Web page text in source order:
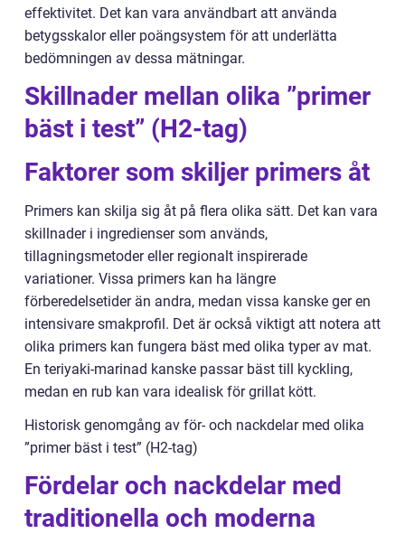
effektivitet. Det kan vara användbart att använda
betygsskalor eller poängsystem för att underlätta
bedömningen av dessa mätningar.
Skillnader mellan olika ”primer
bäst i test” (H2-tag)
Faktorer som skiljer primers åt
Primers kan skilja sig åt på flera olika sätt. Det kan vara
skillnader i ingredienser som används,
tillagningsmetoder eller regionalt inspirerade
variationer. Vissa primers kan ha längre
förberedelsetider än andra, medan vissa kanske ger en
intensivare smakprofil. Det är också viktigt att notera att
olika primers kan fungera bäst med olika typer av mat.
En teriyaki-marinad kanske passar bäst till kyckling,
medan en rub kan vara idealisk för grillat kött.
Historisk genomgång av för- och nackdelar med olika
”primer bäst i test” (H2-tag)
Fördelar och nackdelar med
traditionella och moderna